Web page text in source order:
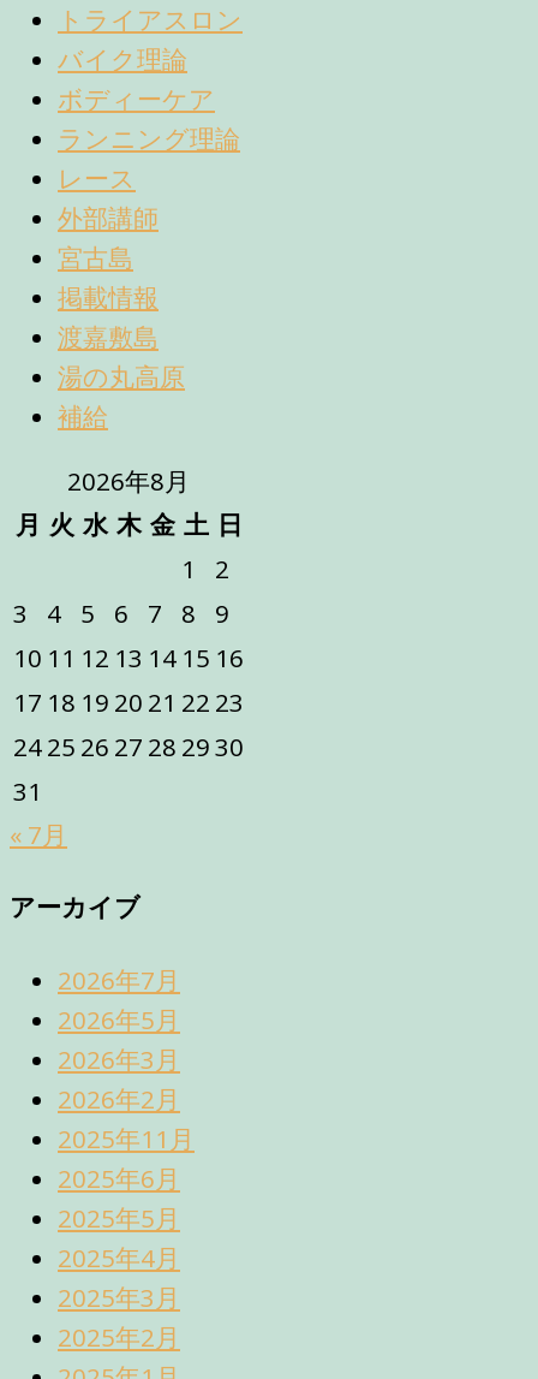
トライアスロン
バイク理論
ボディーケア
ランニング理論
レース
外部講師
宮古島
掲載情報
渡嘉敷島
湯の丸高原
補給
2026年8月
月 火 水 木 金 土 日
1
2
3
4 5 6 7 8
9
10 11 12 13 14 15 16
17 18 19 20 21 22 23
2425 26 27 28 2930
31
« 7月
アーカイブ
2026年7月
2026年5月
2026年3月
2026年2月
2025年11月
2025年6月
2025年5月
2025年4月
2025年3月
2025年2月